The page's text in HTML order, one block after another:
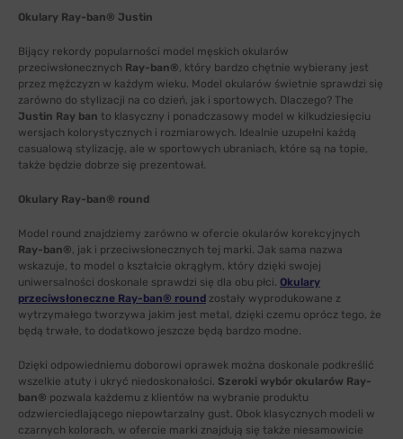
Okulary Ray-ban® Justin
Bijący rekordy popularności model męskich okularów
przeciwsłonecznych Ray-ban®, który bardzo chętnie wybierany jest
przez mężczyzn w każdym wieku. Model okularów świetnie sprawdzi się
zarówno do stylizacji na co dzień, jak i sportowych. Dlaczego? The
Justin Ray ban to klasyczny i ponadczasowy model w kilkudziesięciu
wersjach kolorystycznych i rozmiarowych. Idealnie uzupełni każdą
casualową stylizację, ale w sportowych ubraniach, które są na topie,
także będzie dobrze się prezentował.
Okulary Ray-ban® round
Model round znajdziemy zarówno w ofercie okularów korekcyjnych
Ray-ban®, jak i przeciwsłonecznych tej marki. Jak sama nazwa
wskazuje, to model o kształcie okrągłym, który dzięki swojej
uniwersalności doskonale sprawdzi się dla obu płci. Okulary
przeciwsłoneczne Ray-ban® round zostały wyprodukowane z
wytrzymałego tworzywa jakim jest metal, dzięki czemu oprócz tego, że
będą trwałe, to dodatkowo jeszcze będą bardzo modne.
Dzięki odpowiedniemu doborowi oprawek można doskonale podkreślić
wszelkie atuty i ukryć niedoskonałości. Szeroki wybór okularów Ray-
ban® pozwala każdemu z klientów na wybranie produktu
odzwierciedlającego niepowtarzalny gust. Obok klasycznych modeli w
czarnych kolorach, w ofercie marki znajdują się także niesamowicie